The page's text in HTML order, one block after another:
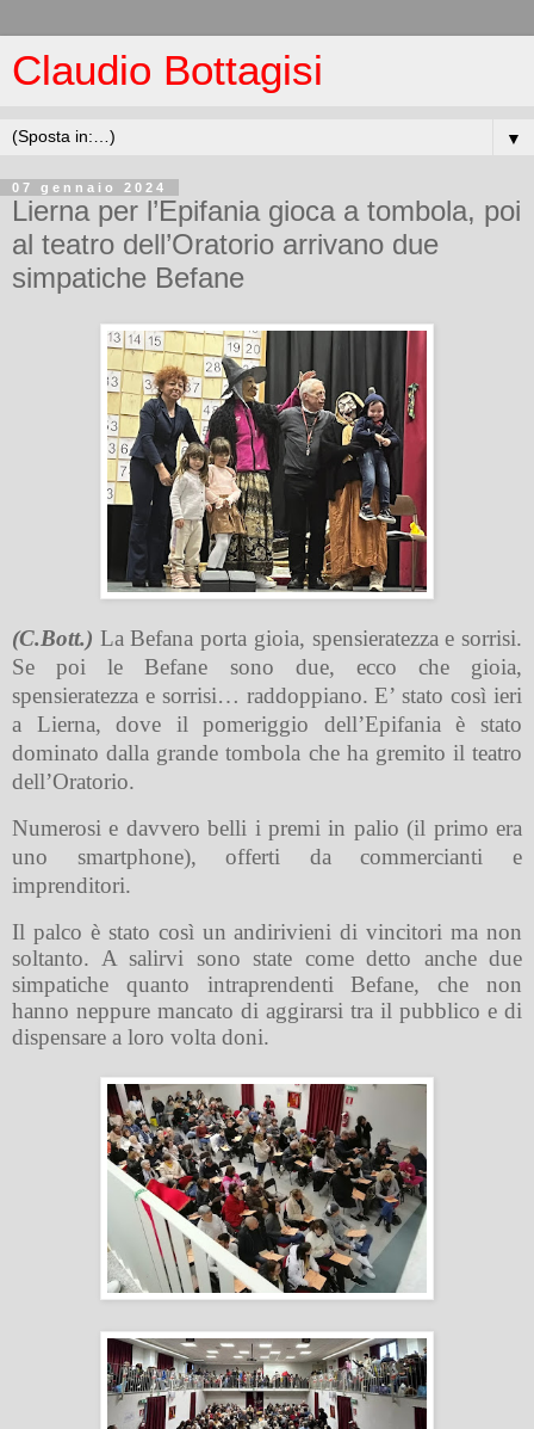
Claudio Bottagisi
▼
07 gennaio 2024
Lierna per l’Epifania gioca a tombola, poi
al teatro dell’Oratorio arrivano due
simpatiche Befane
(C.Bott.) La Befana porta gioia, spensieratezza e sorrisi.
Se poi le Befane sono due, ecco che gioia,
spensieratezza e sorrisi… raddoppiano. E’ stato così ieri
a Lierna, dove il pomeriggio dell’Epifania è stato
dominato dalla grande tombola che ha gremito il teatro
dell’Oratorio.
Numerosi e davvero belli i premi in palio (il primo era
uno smartphone), offerti da commercianti e
imprenditori.
Il palco è stato così un andirivieni di vincitori ma non
soltanto. A salirvi sono state come detto anche due
simpatiche quanto intraprendenti Befane, che non
hanno neppure mancato di aggirarsi tra il pubblico e di
dispensare a loro volta doni.